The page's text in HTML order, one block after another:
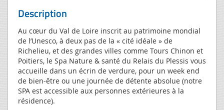
Description
Au cœur du Val de Loire inscrit au patrimoine mondial
de l’Unesco, à deux pas de la « cité idéale » de
Richelieu, et des grandes villes comme Tours Chinon et
Poitiers, le Spa Nature & santé du Relais du Plessis vous
accueille dans un écrin de verdure, pour un week end
de bien-être ou une journée de détente absolue (notre
SPA est accessible aux personnes extérieures à la
résidence).